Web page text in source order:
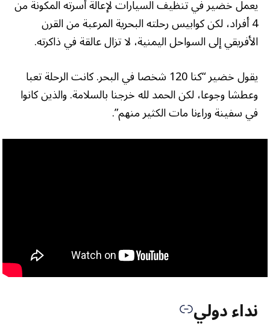
يعمل خضير في تنظيف السيارات لإعالة أسرته المكونة من
4 أفراد، لكن كوابيس رحلته البحرية المرعبة من القرن
الأفريقي إلى السواحل اليمنية، لا تزال عالقة في ذاكرته.
يقول خضير “كنا 120 شخصا في البحر. كانت الرحلة تعبا
وعطشا وجوعا، لكن الحمد لله خرجنا بالسلامة. والذين كانوا
في سفينة وراءنا مات الكثير منهم”.
نداء دولي